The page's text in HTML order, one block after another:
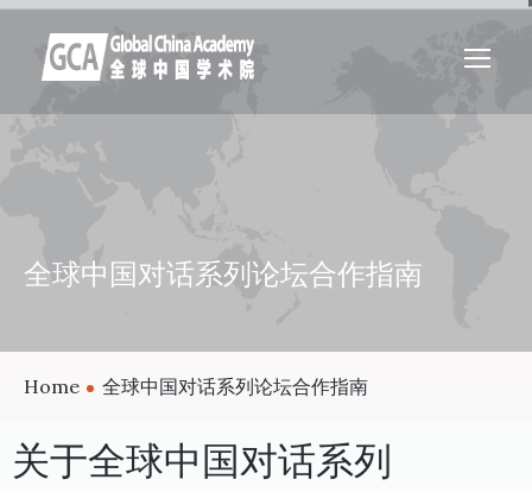
全球中国对话系列论坛合作指南
Home 全球中国对话系列论坛合作指南
关于全球中国对话系列